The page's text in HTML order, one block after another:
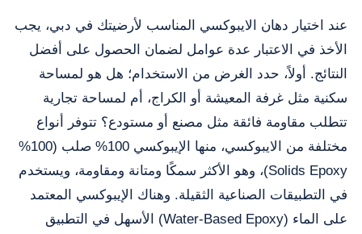
عند اختيار دهان الايبوكسي المناسب لأرضيتك في دبي، يجب
الأخذ في الاعتبار عدة عوامل لضمان الحصول على أفضل
النتائج. أولاً، حدد الغرض من الاستخدام؛ هل هو لمساحة
سكنية مثل غرفة المعيشة أو الكراج، أم لمساحة تجارية
تتطلب مقاومة فائقة مثل مصنع أو مستودع؟ تتوفر أنواع
مختلفة من الايبوكسي، منها الإيبوكسي 100% صلب (100%
Solids Epoxy)، وهو الأكثر سمكًا ومتانة ومقاومة، ويستخدم
في التطبيقات الصناعية الثقيلة. وهناك الإيبوكسي المعتمد
على الماء (Water-Based Epoxy) الأسهل في التطبيق